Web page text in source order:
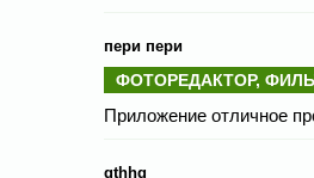
пери пери
ФОТОРЕДАКТОР,
Приложение отличное
gthhg